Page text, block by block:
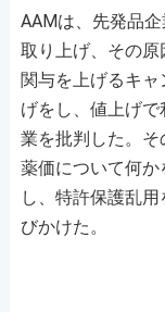
AAMは、先発品
取り上げ、その
関与を上げるキ
げをし、値上げ
業を批判した。
薬価について何
し、特許保護乱
びかけた。